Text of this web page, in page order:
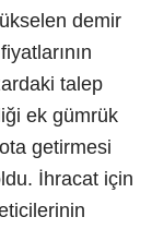
demir
talep
ek gümrük
getirmesi
İhracat için